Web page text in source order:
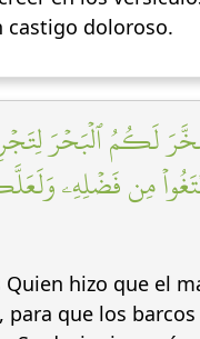
castigo doloroso.
لَكُمُ ٱلۡبَحۡرَ
مِن فَضۡلِهِۦ
Quien hizo que el
para que los